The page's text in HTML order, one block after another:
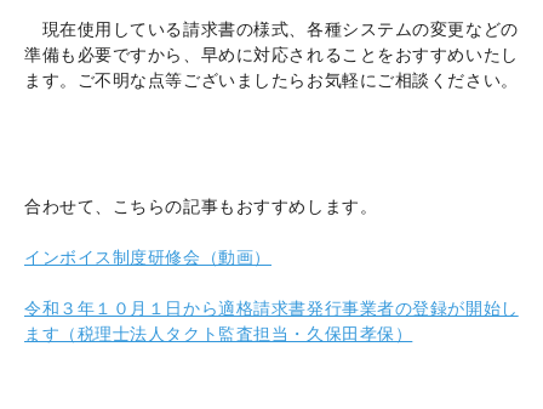
現在使用している請求書の様式、各種システムの変更などの
準備も必要ですから、早めに対応されることをおすすめいたし
ます。ご不明な点等ございましたらお気軽にご相談ください。
合わせて、こちらの記事もおすすめします。
インボイス制度研修会（動画）
令和３年１０月１日から適格請求書発行事業者の登録が開始し
ます（税理士法人タクト監査担当・久保田孝保）